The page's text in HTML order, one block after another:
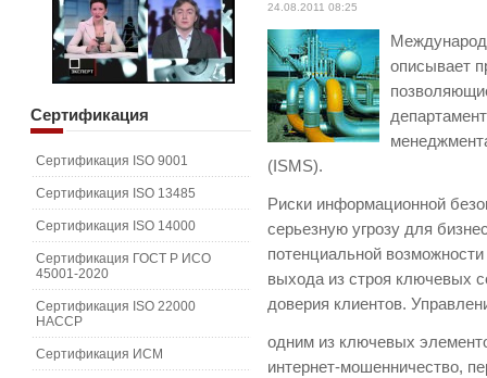
24.08.2011 08:25
описывает
(ISMS).
Риски информационной
серьезную угрозу для
потенциальной
выхода из строя ключевых
доверия клиентов.
одним из ключевых
интернет-мошенничество,
Сертификация
Сертификация ISO 9001
Сертификация ISO 13485
Сертификация ISO 14000
Сертификация ГОСТ Р ИСО
45001-2020
Сертификация ISO 22000
HACCP
Сертификация ИСМ